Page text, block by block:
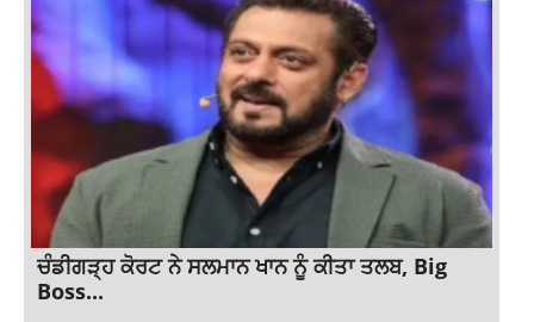
ਚੰਡੀਗੜ੍ਹ ਕੋਰਟ ਨੇ ਸਲਮਾਨ ਖਾਨ ਨੂੰ ਕੀਤਾ ਤਲਬ, Big
Boss...